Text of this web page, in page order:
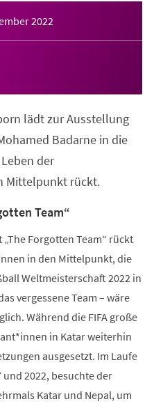
2022
lädt zur Ausstellung
Badarne in die
der
Mittelpunkt rückt.
Team“
Forgotten Team“ rückt
in den Mittelpunkt, die
Weltmeisterschaft 2022 in
vergessene Team – wäre
Während die FIFA große
in Katar weiterhin
ausgesetzt. Im Laufe
2022, besuchte der
Katar und Nepal, um